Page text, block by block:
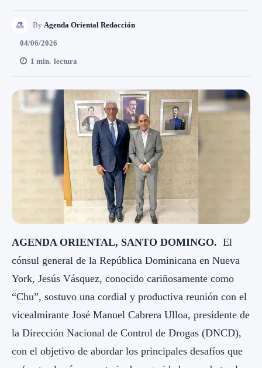
By Agenda Oriental Redacción
04/06/2026
1 min. lectura
AGENDA ORIENTAL, SANTO DOMINGO. El
cónsul general de la República Dominicana en Nueva
York, Jesús Vásquez, conocido cariñosamente como
“Chu”, sostuvo una cordial y productiva reunión con el
vicealmirante José Manuel Cabrera Ulloa, presidente de
la Dirección Nacional de Control de Drogas (DNCD),
con el objetivo de abordar los principales desafíos que